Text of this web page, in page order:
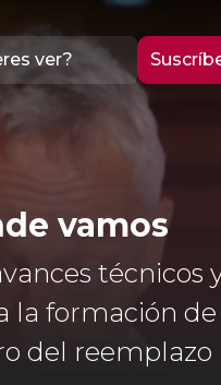
vamos
técnicos
la formación de
del reemplazo